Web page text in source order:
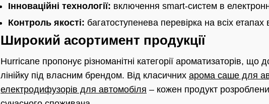
Інноваційні технології: включення smart-систем в
Контроль якості: багатоступенева перевірка на всіх
Широкий асортимент продукції
Hurricane пропонує різноманітні категорії ароматизаторів, що
лінійку під власним брендом. Від класичних арома саше для
електродифузорів для автомобіля – кожен продукт